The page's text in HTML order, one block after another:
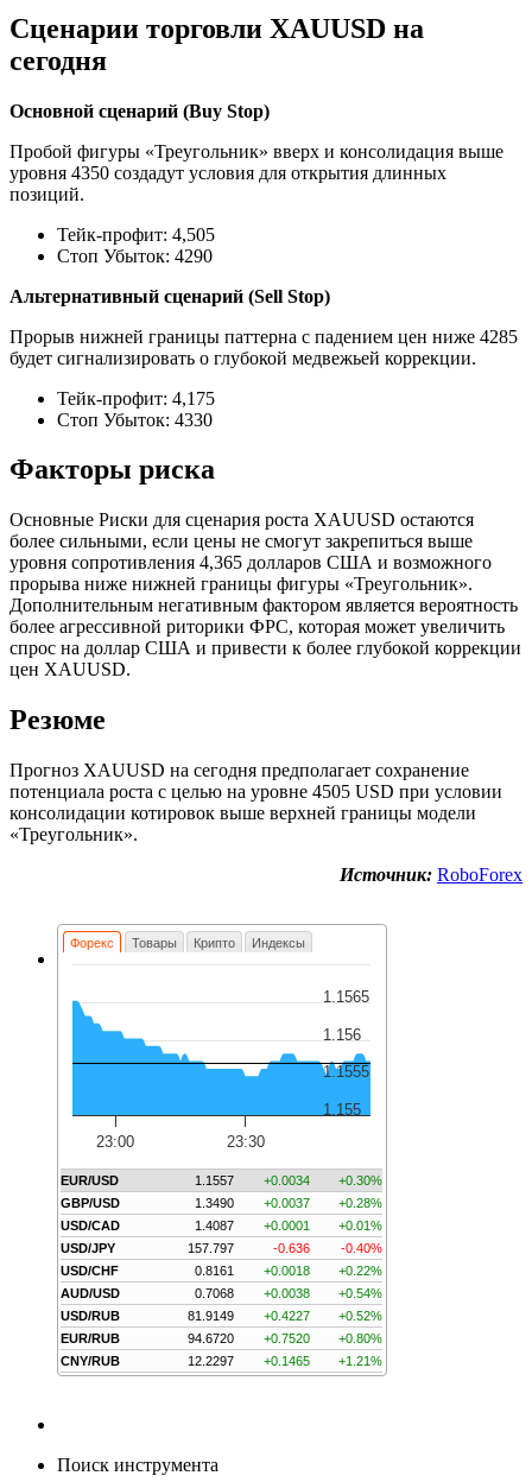
Сценарии торговли XAUUSD на
сегодня
Основной сценарий (Buy Stop)
Пробой фигуры «Треугольник» вверх и консолидация выше
уровня 4350 создадут условия для открытия длинных
позиций.
Тейк-профит: 4,505
Стоп Убыток: 4290
Альтернативный сценарий (Sell Stop)
Прорыв нижней границы паттерна с падением цен ниже 4285
будет сигнализировать о глубокой медвежьей коррекции.
Тейк-профит: 4,175
Стоп Убыток: 4330
Факторы риска
Основные Риски для сценария роста XAUUSD остаются
более сильными, если цены не смогут закрепиться выше
уровня сопротивления 4,365 долларов США и возможного
прорыва ниже нижней границы фигуры «Треугольник».
Дополнительным негативным фактором является вероятность
более агрессивной риторики ФРС, которая может увеличить
спрос на доллар США и привести к более глубокой коррекции
цен XAUUSD.
Резюме
Прогноз XAUUSD на сегодня предполагает сохранение
потенциала роста с целью на уровне 4505 USD при условии
консолидации котировок выше верхней границы модели
«Треугольник».
Источник: RoboForex
Форекс Товары Крипто Индексы
23:00 23:30
1.155
1.1555
1.156
1.1565
EUR/USD 1.1557 +0.0034
+0.30%
GBP/USD
1.3490 +0.0037
+0.28%
USD/CAD
1.4087 +0.0001
+0.01%
USD/JPY
157.797 -0.636
-0.40%
USD/CHF
0.8161 +0.0018
+0.22%
AUD/USD
0.7068 +0.0038
+0.54%
USD/RUB
81.9149 +0.4227
+0.52%
EUR/RUB
94.6720 +0.7520
+0.80%
CNY/RUB
12.2297 +0.1465 +1.21%
Поиск инструмента